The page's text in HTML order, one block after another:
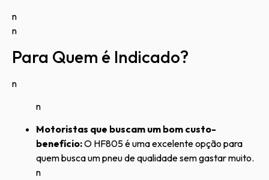
n
n
Para Quem é Indicado?
n
n
Motoristas que buscam um bom custo-
benefício:O HF805 é uma excelente opção para
quem busca um pneu de qualidade sem gastar muito.
n